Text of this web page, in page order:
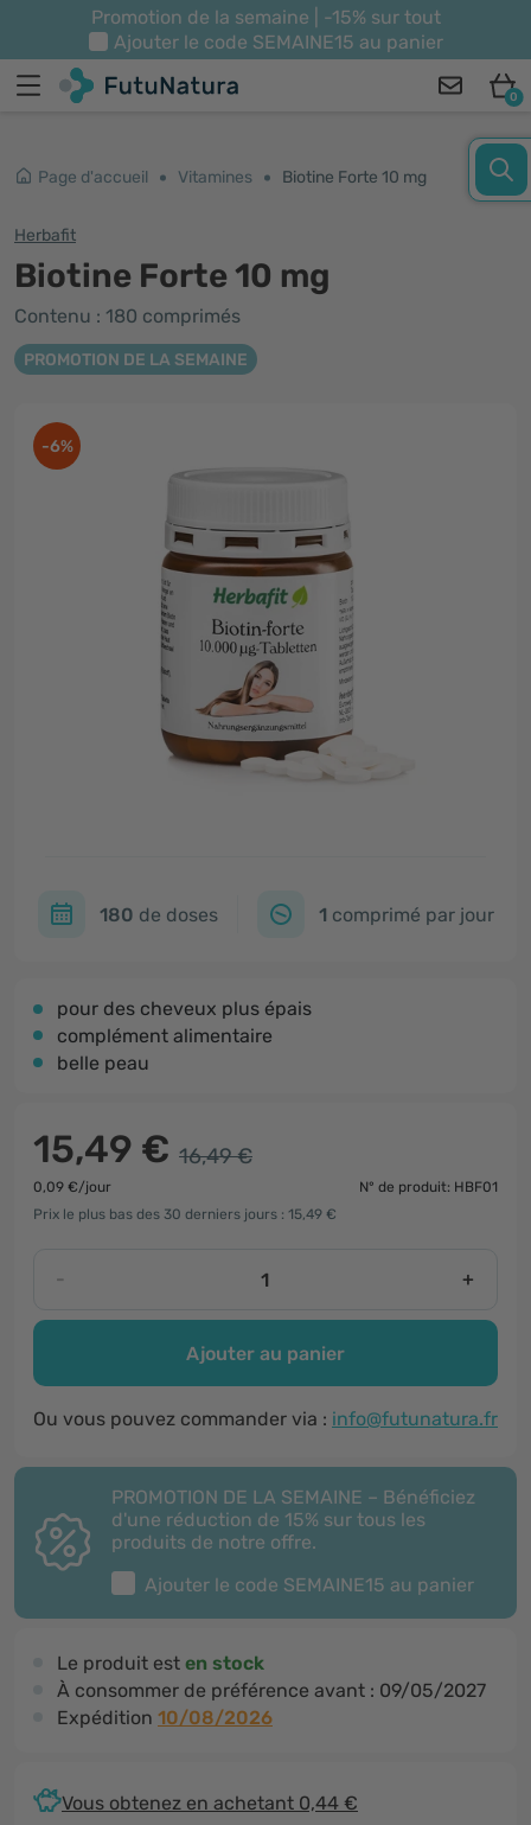
Promotion de la semaine | -15% sur tout
Ajouter le code SEMAINE15 au panier
0
Page d'accueil Vitamines Biotine Forte 10 mg
Herbafit
Biotine Forte 10 mg
Contenu : 180 comprimés
PROMOTION DE LA SEMAINE
-6%
180 de doses 1 comprimé par jour
pour des cheveux plus épais
complément alimentaire
belle peau
15,49 € 16,49 €
0,09 €/jour
N° de produit: HBF01
Prix le plus bas des 30 derniers jours : 15,49 €
- +
Ajouter au panier
Ou vous pouvez commander via : info@futunatura.fr
PROMOTION DE LA SEMAINE – Bénéficiez
d'une réduction de 15% sur tous les
produits de notre offre.
Ajouter le code SEMAINE15 au panier
Le produit est en stock
À consommer de préférence avant : 09/05/2027
Expédition 10/08/2026
Vous obtenez en achetant 0,44 €